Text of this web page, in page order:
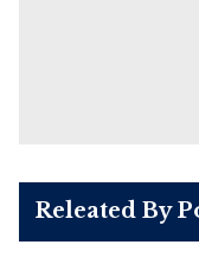
Releated By